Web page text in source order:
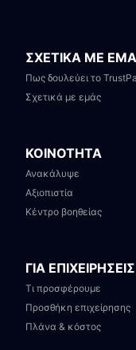
ΣΧΕΤΙΚΑ ΜΕ
Πως δουλεύει το
Σχετικά με εμάς
ΚΟΙΝΟΤΗΤΑ
Ανακάλυψε
Αξιοπιστία
Κέντρο βοηθείας
ΓΙΑ ΕΠΙΧΕΙΡΗΣΕΙΣ
Τι προσφέρουμε
Προσθήκη επιχείρησης
Πλάνα & κόστος